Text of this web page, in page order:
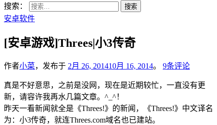
搜索：
安卓软件
[安卓游戏]Threes|小3传奇
作者小菜，发布于 2月 26, 201410月 16, 2014。 9条评论
真是不好意思，之前是没网，现在是近期较忙，一直没有更
新，请容许我再水几篇文章。^_^！
昨天一看新闻就全是《Threes!》的新闻，《Threes!》中文译名
为：小3传奇，就连Threes.com域名也已建站。